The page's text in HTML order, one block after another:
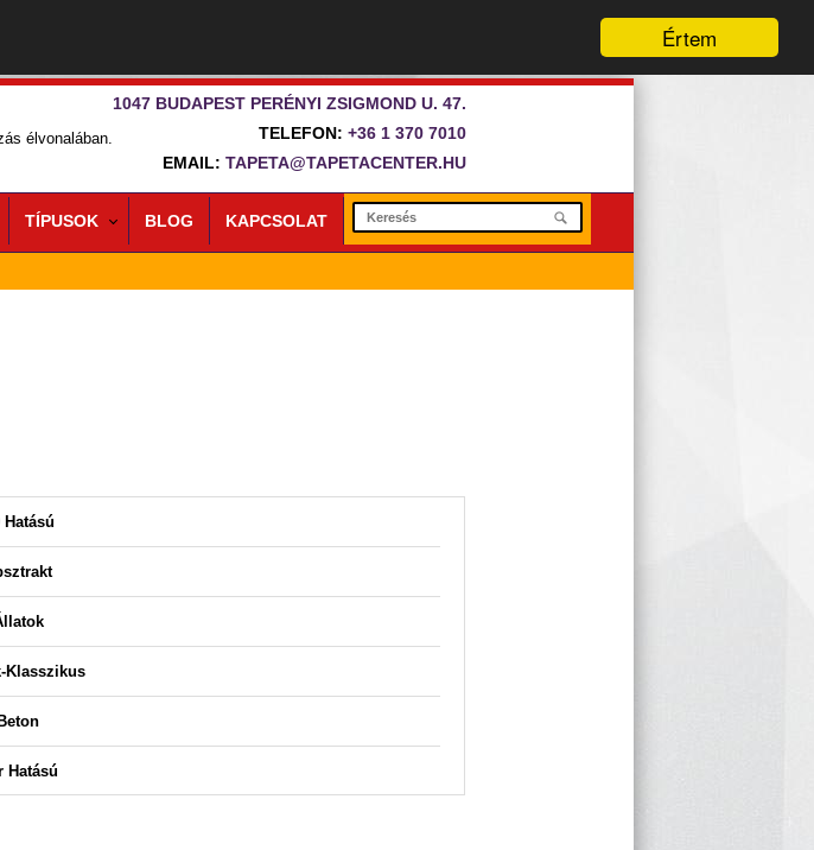
Értem
élvonalában.
1047 BUDAPEST PERÉNYI ZSIGMOND U. 47.
TELEFON: +36 1 370 7010
EMAIL: TAPETA@TAPETACENTER.HU
TÍPUSOK BLOG KAPCSOLAT
Hatású
Klasszikus
Beton
Hatású